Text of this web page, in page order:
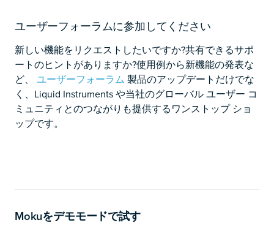
ユーザーフォーラムに参加してください
新しい機能をリクエストしたいですか?共有できるサポ
ートのヒントがありますか?使用例から新機能の発表な
ど、 ユーザーフォーラム 製品のアップデートだけでな
く、Liquid Instruments や当社のグローバル ユーザー コ
ミュニティとのつながりも提供するワンストップ ショ
ップです。
Mokuをデモモードで試す